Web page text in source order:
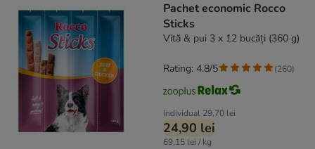
Pachet economic Rocco
Sticks
Vită & pui 3 x 12 bucăți (360 g)
Individual 29,70 lei
24,90 lei
69,15 lei / kg
Rating: 4.8/5 (260)